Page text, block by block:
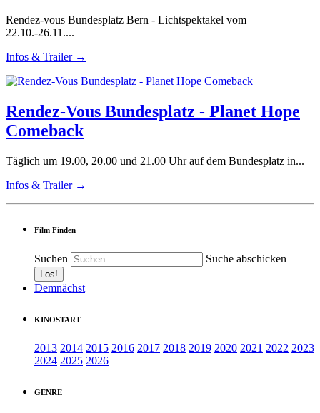
Rendez-vous Bundesplatz Bern - Lichtspektakel vom
22.10.-26.11....
Infos & Trailer →
Rendez-Vous Bundesplatz - Planet Hope
Comeback
Täglich um 19.00, 20.00 und 21.00 Uhr auf dem Bundesplatz in...
Infos & Trailer →
Film Finden
Suchen Suche abschicken
Demnächst
KINOSTART
2013 2014 2015 2016 2017 2018 2019 2020 2021 2022 2023
2024 2025 2026
GENRE